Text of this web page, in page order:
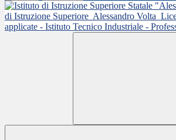
di Istruzione Superiore Alessandro Volta
applicate - Istituto Tecnico Industriale -